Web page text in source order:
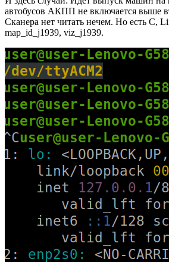
автобусов АКПП не включается выше
Сканера нет читать нечем. Но есть C,
map_id_j1939, viz_j1939.